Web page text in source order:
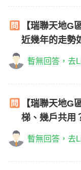
【瑞聯天地G
近幾年的走勢
暫無回答，去
【瑞聯天地G
梯、幾戶共用
暫無回答，去